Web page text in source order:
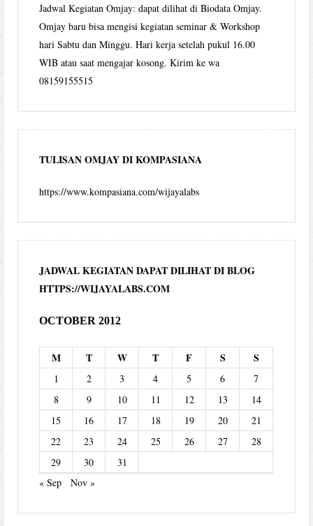
Jadwal Kegiatan Omjay: dapat dilihat di Biodata Omjay.
Omjay baru bisa mengisi kegiatan seminar & Workshop
hari Sabtu dan Minggu. Hari kerja setelah pukul 16.00
WIB atau saat mengajar kosong. Kirim ke wa
08159155515
TULISAN OMJAY DI KOMPASIANA
https://www.kompasiana.com/wijayalabs
JADWAL KEGIATAN DAPAT DILIHAT DI BLOG
HTTPS://WIJAYALABS.COM
OCTOBER 2012
M T W T F S S
1 2 3 4 5 6
7
8
9 10 11 12 13
14
15
16 17 18 19 20
21
22
23 24 25 26 27
28
29
30
31
« Sep
Nov »